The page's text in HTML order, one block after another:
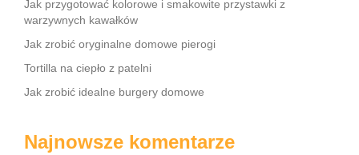
Jak przygotować kolorowe i smakowite przystawki z
warzywnych kawałków
Jak zrobić oryginalne domowe pierogi
Tortilla na ciepło z patelni
Jak zrobić idealne burgery domowe
Najnowsze komentarze